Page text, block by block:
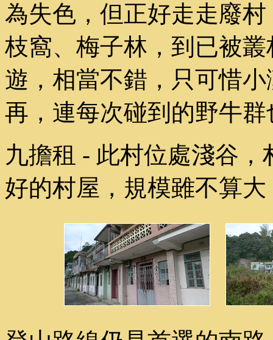
為失色，但正好走走廢
枝窩、梅子林，到已被
遊，相當不錯，只可惜
再，連每次碰到的野牛
九擔租 - 此村位處淺谷
好的村屋，規模雖不算